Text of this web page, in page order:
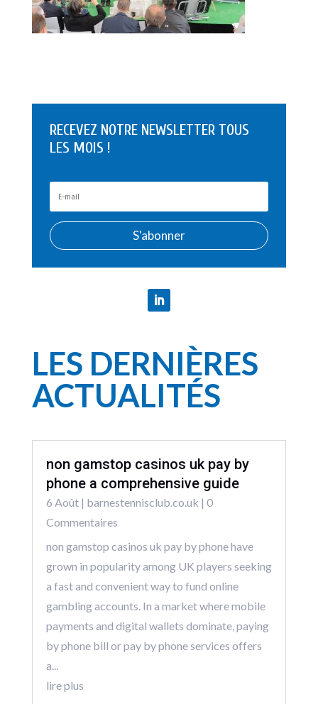
RECEVEZ NOTRE NEWSLETTER TOUS
LES MOIS !
S'abonner
LES DERNIÈRES
ACTUALITÉS
non gamstop casinos uk pay by
phone a comprehensive guide
6 Août| barnestennisclub.co.uk | 0
Commentaires
non gamstop casinos uk pay by phone have
grown in popularity among UK players seeking
a fast and convenient way to fund online
gambling accounts. In a market where mobile
payments and digital wallets dominate, paying
by phone bill or pay by phone services offers
a...
lire plus